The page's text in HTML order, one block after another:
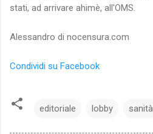
stati, ad arrivare ahimè, all'OMS.
Alessandro di nocensura.com
Condividi su Facebook
editoriale lobby sanità